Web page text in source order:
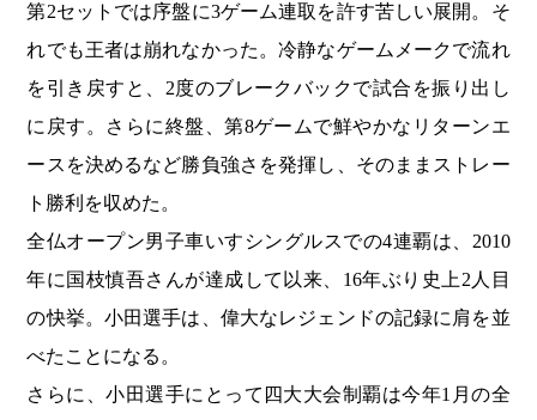
第2セットでは序盤に3ゲーム連取を許す苦しい展開。そ
れでも王者は崩れなかった。冷静なゲームメークで流れ
を引き戻すと、2度のブレークバックで試合を振り出し
に戻す。さらに終盤、第8ゲームで鮮やかなリターンエ
ースを決めるなど勝負強さを発揮し、そのままストレー
ト勝利を収めた。
全仏オープン男子車いすシングルスでの4連覇は、2010
年に国枝慎吾さんが達成して以来、16年ぶり史上2人目
の快挙。小田選手は、偉大なレジェンドの記録に肩を並
べたことになる。
さらに、小田選手にとって四大大会制覇は今年1月の全